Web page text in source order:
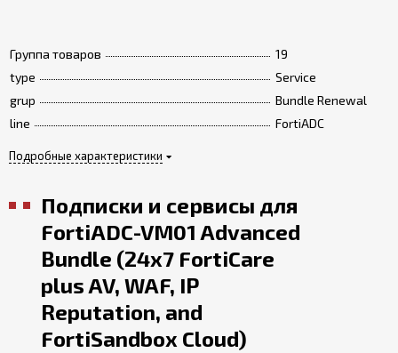
Группа товаров
19
type
Service
grup
Bundle Renewal
line
FortiADC
Подробные характеристики
Подписки и сервисы для
FortiADC-VM01 Advanced
Bundle (24x7 FortiCare
plus AV, WAF, IP
Reputation, and
FortiSandbox Cloud)